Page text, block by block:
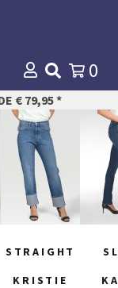
0
€ 79,95 *
STRAIGHT
KRISTIE